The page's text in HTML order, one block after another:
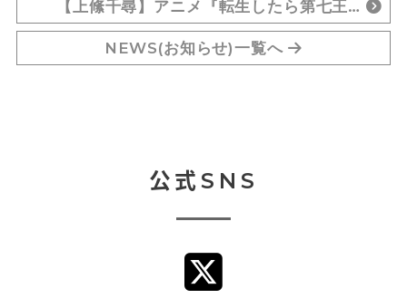
【上絛千尋】アニメ『転生したら第七王…
NEWS(お知らせ)一覧へ
公式SNS